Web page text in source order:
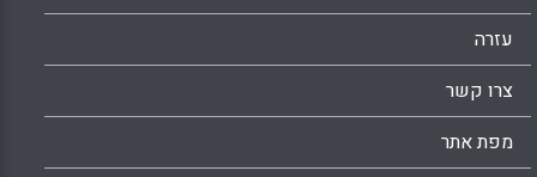
עזרה
צרו קשר
מפת אתר